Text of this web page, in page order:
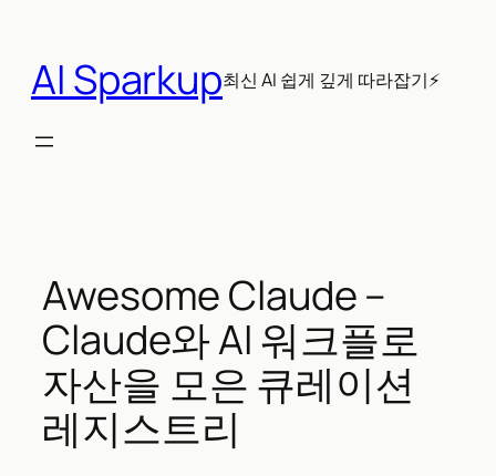
AI Sparkup최신 AI 쉽게 깊게 따라잡기⚡
Awesome Claude –
Claude와 AI 워크플로
자산을 모은 큐레이션
레지스트리